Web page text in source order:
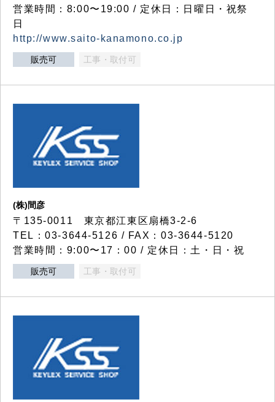
営業時間：8:00〜19:00 / 定休日：日曜日・祝祭
日
http://www.saito-kanamono.co.jp
販売可 工事・取付可
(株)間彦
〒135-0011 東京都江東区扇橋3-2-6
TEL：03-3644-5126 / FAX：03-3644-5120
営業時間：9:00〜17：00 / 定休日：土・日・祝
販売可 工事・取付可